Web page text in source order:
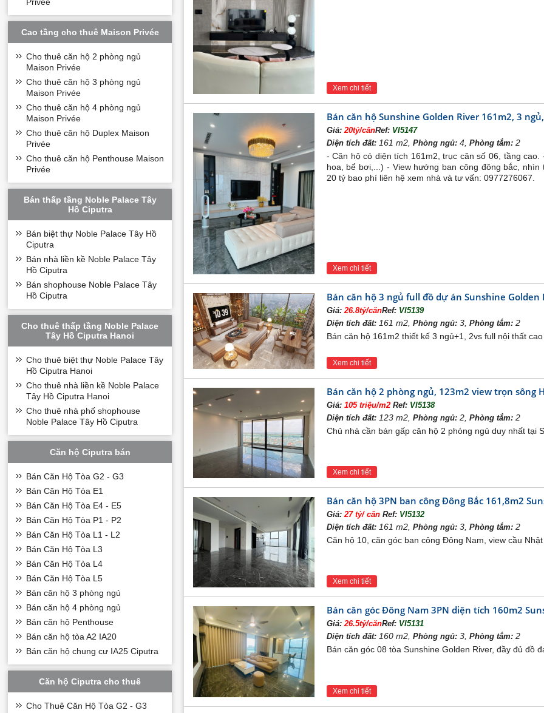
Tên dự án: Sunshine Golden River
Vị trí: Khu đô thị Ciputra- Nam Thăng Long, Tây Hồ, Hà Nội
Chủ đầu tư: Tập đoàn Sunshine Group
Tổng diện tích quy hoạch: 10.000m2
Sản phẩm: Chung cư và Nhà phố thương mại shophouse
Số lượng sản phẩm: 217 căn hộ chung cư cao cấp, 27 lô shophouse
Thiết kế: Chung cư cao 35 tầng nổi, 3 tầng hầm
Quy hoạch khu thấp tầng: thiết kế cao 5 tầng nổi, 1 tầng hầm
Vị trí căn hộ chung cư Sunshine Golden River Tây Hồ
Là một trong những dự án căn hộ sở hữu vị trí đắc địa bậc nhất tại Hà Nội,
Từ dự án, quý cư dân có thể dễ dàng di chuyển nhờ kết nối với các trục
Tân, cầu Thăng Long, đường vành đai 3, đường vành đai 2. Ngoài ra còn có
di chuyển.
Đặc biệt, khu vực Hồ Tây từ bao đời nay vẫn được coi là vùng địa linh của
đảm bảo phong thủy hanh thông, là nơi an cư lạc nghiệp.
Căn hộ chung cư Sunshine Golden River được xây dựng dựa trên cảm hứng
thiết kế từ 150-200m2, đảm bảo không gian rộng thoáng, nhưng cũng đảm
Xem chi tiết
Bán căn hộ Sunshine Golden River 161m2, 3
Giá: 20tỷ/cănRef: VI5147
Diện tích đất:161 m2, Phòng ngủ:4, Phòng tắm:2
- Căn hộ có diện tích 161m2, trục căn số 06, tầng
hoa, bể bơi,...) - View hướng ban công đông bắc,
20 tỷ bao phí liên hệ xem nhà và tư vấn: 0977276067.
Xem chi tiết
Bán căn hộ 3 ngủ full đồ dự án Sunshine Golden
Giá: 26.8tỷ/cănRef: VI5139
Diện tích đất:161 m2, Phòng ngủ:3, Phòng tắm:2
Bán căn hộ 161m2 thiết kế 3 ngủ+1, 2vs full nội thất
Xem chi tiết
Bán căn hộ 2 phòng ngủ, 123m2 view trọn sông
Giá: 105 triệu/m2 Ref: VI5138
Diện tích đất:123 m2, Phòng ngủ:2, Phòng tắm:2
Chủ nhà cần bán gấp căn hộ 2 phòng ngủ duy nhất tại
Xem chi tiết
Bán căn hộ 3PN ban công Đông Bắc 161,8m2
Giá:27 tỷ/ căn Ref: VI5132
Diện tích đất:161 m2, Phòng ngủ:3, Phòng tắm:2
Căn hộ 10, căn góc ban công Đông Nam, view cầu
Xem chi tiết
Bán căn góc Đông Nam 3PN diện tích 160m2
Giá:26.5tỷ/cănRef: VI5131
Diện tích đất:160 m2, Phòng ngủ:3, Phòng tắm:2
Bán căn góc 08 tòa Sunshine Golden River, đầy đủ đồ
Xem chi tiết
Cao tầng cho thuê Maison Privée
Cho thuê căn hộ 2 phòng ngủ
Maison Privée
Cho thuê căn hộ 3 phòng ngủ
Maison Privée
Cho thuê căn hộ 4 phòng ngủ
Maison Privée
Cho thuê căn hộ Duplex Maison
Privée
Cho thuê căn hộ Penthouse Maison
Privée
Bán thấp tầng Noble Palace Tây
Hồ Ciputra
Bán biệt thự Noble Palace Tây Hồ
Ciputra
Bán nhà liền kề Noble Palace Tây
Hồ Ciputra
Bán shophouse Noble Palace Tây
Hồ Ciputra
Cho thuê thấp tầng Noble Palace
Tây Hồ Ciputra Hanoi
Cho thuê biệt thự Noble Palace Tây
Hồ Ciputra Hanoi
Cho thuê nhà liền kề Noble Palace
Tây Hồ Ciputra Hanoi
Cho thuê nhà phố shophouse
Noble Palace Tây Hồ Ciputra
Căn hộ Ciputra bán
Bán Căn Hộ Tòa G2 - G3
Bán Căn Hộ Tòa E1
Bán Căn Hộ Tòa E4 - E5
Bán Căn Hộ Tòa P1 - P2
Bán Căn Hộ Tòa L1 - L2
Bán Căn Hộ Tòa L3
Bán Căn Hộ Tòa L4
Bán Căn Hộ Tòa L5
Bán căn hộ 3 phòng ngủ
Bán căn hộ 4 phòng ngủ
Bán căn hộ Penthouse
Bán căn hộ tòa A2 IA20
Bán căn hộ chung cư IA25 Ciputra
Căn hộ Ciputra cho thuê
Cho Thuê Căn Hộ Tòa G2 - G3